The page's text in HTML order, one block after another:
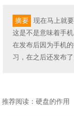
摘要
现在马上就
这是不是意味着手
在发布后因为手机
习，在之后还发布
推荐阅读：硬盘的作用